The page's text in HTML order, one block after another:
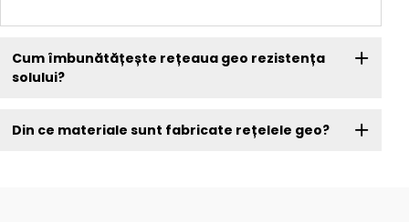
Cum îmbunătățește rețeaua geo rezistența
solului?
Din ce materiale sunt fabricate rețelele geo?